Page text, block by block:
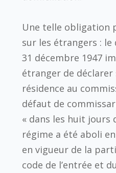
Une telle obligation
sur les étrangers : le
31 décembre 1947
étranger de
résidence au
défaut de
« dans les huit jours
régime a été aboli
en vigueur de la
code de l’entrée et